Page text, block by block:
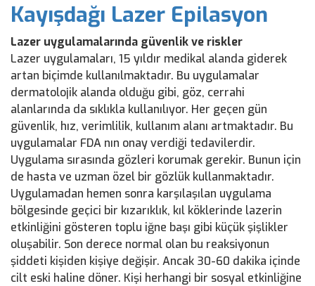
Kayışdağı Lazer Epilasyon
Lazer uygulamalarında güvenlik ve riskler
Lazer uygulamaları, 15 yıldır medikal alanda giderek
artan biçimde kullanılmaktadır. Bu uygulamalar
dermatolojik alanda olduğu gibi, göz, cerrahi
alanlarında da sıklıkla kullanılıyor. Her geçen gün
güvenlik, hız, verimlilik, kullanım alanı artmaktadır. Bu
uygulamalar FDA nın onay verdiği tedavilerdir.
Uygulama sırasında gözleri korumak gerekir. Bunun için
de hasta ve uzman özel bir gözlük kullanmaktadır.
Uygulamadan hemen sonra karşılaşılan uygulama
bölgesinde geçici bir kızarıklık, kıl köklerinde lazerin
etkinliğini gösteren toplu iğne başı gibi küçük şişlikler
oluşabilir. Son derece normal olan bu reaksiyonun
şiddeti kişiden kişiye değişir. Ancak 30-60 dakika içinde
cilt eski haline döner. Kişi herhangi bir sosyal etkinliğine